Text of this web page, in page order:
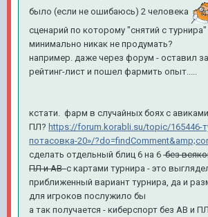
было (если не ошибаюсь) 2 человека
сценарий по которому "снятий с турнира"
минимально никак не продумать?
например. даже через форум - оставил
рейтинг-лист и пошел фармить опыт.....
кстати. фарм в случайных боях с
ПЛ? https://forum.korabli.su/topic/165446-
потасовка-20»/
сделать отдельный блиц 6 на 6 без
ПЛ и АВс картами турнира - это
приближенный вариант турнира, да и
для игроков послужило бы
а так получается - киберспорт без АВ и